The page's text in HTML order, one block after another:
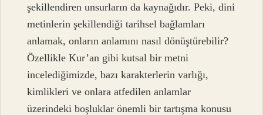
şekillendiren unsurların da kaynağıdır. Peki, dini
metinlerin şekillendiği tarihsel bağlamları
anlamak, onların anlamını nasıl dönüştürebilir?
Özellikle Kur’an gibi kutsal bir metni
incelediğimizde, bazı karakterlerin varlığı,
kimlikleri ve onlara atfedilen anlamlar
üzerindeki boşluklar önemli bir tartışma konusu